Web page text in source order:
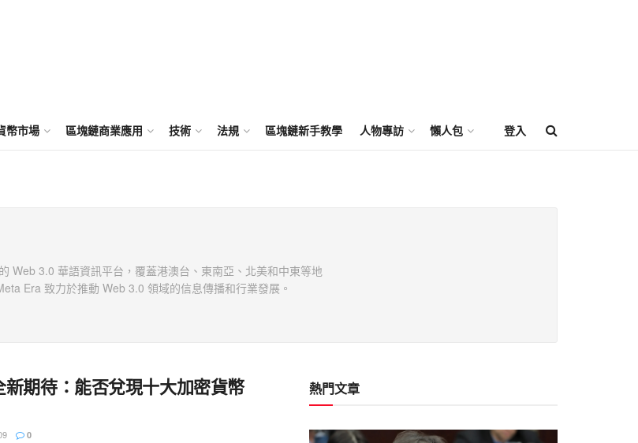
幣市場 區塊鏈商業應用 技術 法規 區塊鏈新手教學 人物專訪 懶人包 登入
Web 3.0 華語資訊平台，覆蓋港澳台、東南亞、北美和中東等地
Era 致力於推動 Web 3.0 領域的信息傳播和行業發展。
期待：能否兌現十大加密貨幣
0
熱門文章